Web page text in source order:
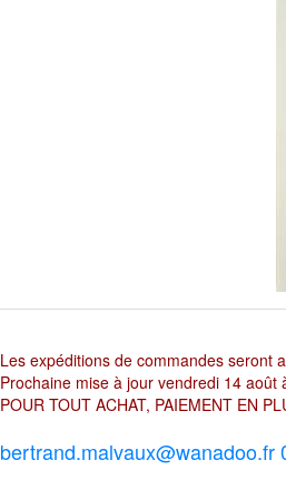
Les expéditions de commandes seront
Prochaine mise à jour vendredi 14 août
POUR TOUT ACHAT, PAIEMENT EN
bertrand.malvaux@wanadoo.fr